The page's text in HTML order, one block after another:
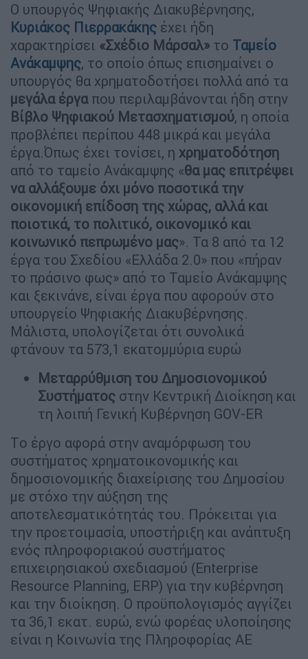
Ο υπουργός Ψηφιακής Διακυβέρνησης,
Κυριάκος Πιερρακάκης έχει ήδη
χαρακτηρίσει «Σχέδιο Μάρσαλ» το Ταμείο
Ανάκαμψης, το οποίο όπως επισημαίνει ο
υπουργός θα χρηματοδοτήσει πολλά από τα
μεγάλα έργαπου περιλαμβάνονται ήδη στην
Βίβλο Ψηφιακού Μετασχηματισμού, η οποία
προβλέπει περίπου 448 μικρά και μεγάλα
έργα.Όπως έχει τονίσει, η χρηματοδότηση
από το ταμείο Ανάκαμψης «θα μας επιτρέψει
να αλλάξουμε όχι μόνο ποσοτικά την
οικονομική επίδοση της χώρας, αλλά και
ποιοτικά, το πολιτικό, οικονομικό και
κοινωνικό πεπρωμένο μας». Τα 8 από τα 12
έργα του Σχεδίου «Ελλάδα 2.0» που «πήραν
το πράσινο φως» από το Ταμείο Ανάκαμψης
και ξεκινάνε, είναι έργα που αφορούν στο
υπουργείο Ψηφιακής Διακυβέρνησης.
Μάλιστα, υπολογίζεται ότι συνολικά
φτάνουν τα 573,1 εκατομμύρια ευρώ
Μεταρρύθμιση του Δημοσιονομικού
Συστήματος στην Κεντρική Διοίκηση και
τη λοιπή Γενική Κυβέρνηση GOV-ER
Tο έργο αφορά στην αναμόρφωση του
συστήματος χρηματοικονομικής και
δημοσιονομικής διαχείρισης του Δημοσίου
με στόχο την αύξηση της
αποτελεσματικότητάς του. Πρόκειται για
την προετοιμασία, υποστήριξη και ανάπτυξη
ενός πληροφοριακού συστήματος
επιχειρησιακού σχεδιασμού (Enterprise
Resource Planning, ERP) για την κυβέρνηση
και την διοίκηση. Ο προϋπολογισμός αγγίζει
τα 36,1 εκατ. ευρώ, ενώ φορέας υλοποίησης
είναι η Κοινωνία της Πληροφορίας ΑΕ